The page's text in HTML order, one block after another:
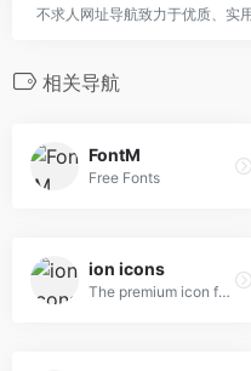
不求人网址导航致力于优质、实
相关导航
FontM
Free Fonts
ion icons
The premium icon font for Ionic Framework